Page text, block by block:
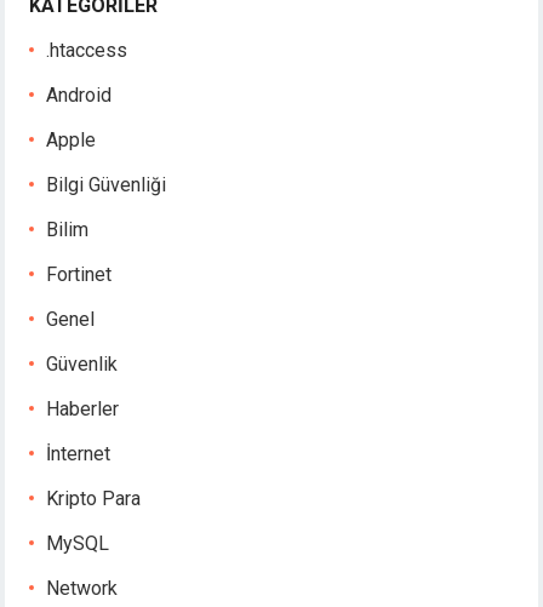
KATEGORILER
.htaccess
Android
Apple
Bilgi Güvenliği
Bilim
Fortinet
Genel
Güvenlik
Haberler
İnternet
Kripto Para
MySQL
Network